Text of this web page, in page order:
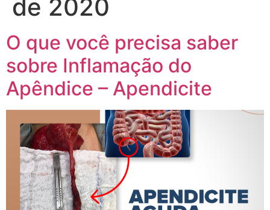
de 2020
O que você precisa saber
sobre Inflamação do
Apêndice – Apendicite